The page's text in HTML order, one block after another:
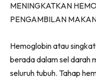
MENINGKATKAN
PENGAMBILAN
Hemoglobin atau
berada dalam sel darah
seluruh tubuh. Tahap